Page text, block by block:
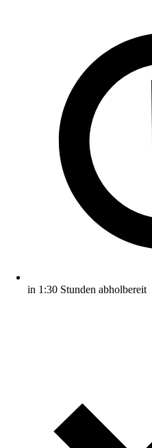
in 1:30 Stunden abholbereit